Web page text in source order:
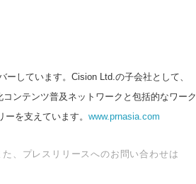
しています。Cision Ltd.の子会社として、
ンテンツ普及ネットワークと包括的なワーク
を支えています。 www.prnasia.com
、プレスリリースへのお問い合わせは